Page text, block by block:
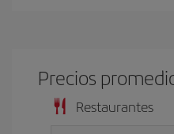
Precios
Restaurantes